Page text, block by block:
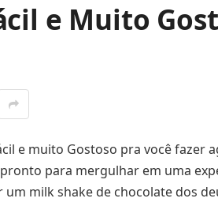
e Muito
e muito Gostoso pra você fazer
para mergulhar em uma
um milk shake de chocolate dos